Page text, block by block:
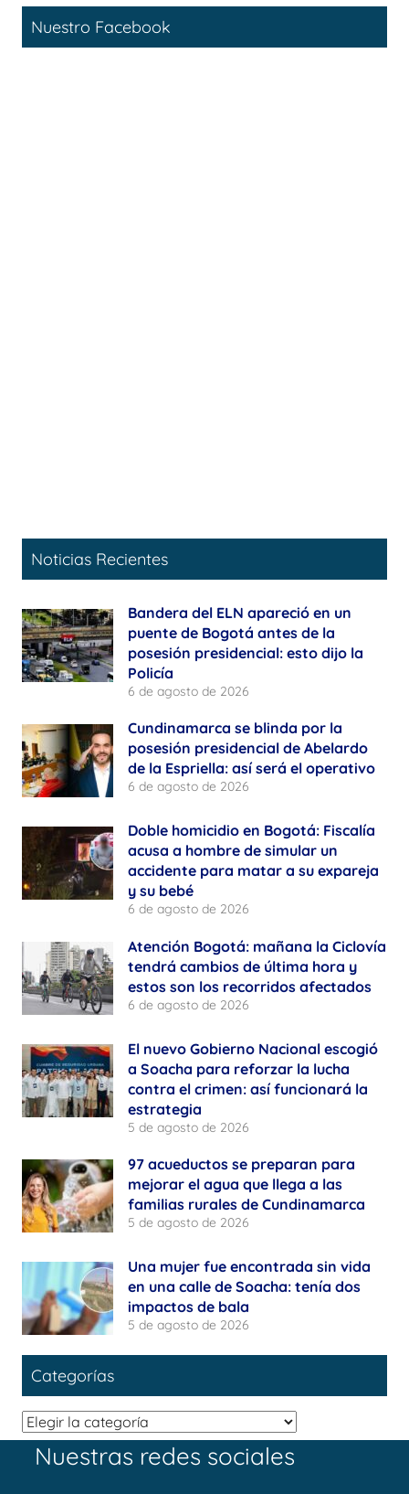
Nuestro Facebook
Noticias Recientes
Bandera del ELN apareció en un
puente de Bogotá antes de la
posesión presidencial: esto dijo la
Policía
6 de agosto de 2026
Cundinamarca se blinda por la
posesión presidencial de Abelardo
de la Espriella: así será el operativo
6 de agosto de 2026
Doble homicidio en Bogotá: Fiscalía
acusa a hombre de simular un
accidente para matar a su expareja
y su bebé
6 de agosto de 2026
Atención Bogotá: mañana la Ciclovía
tendrá cambios de última hora y
estos son los recorridos afectados
6 de agosto de 2026
El nuevo Gobierno Nacional escogió
a Soacha para reforzar la lucha
contra el crimen: así funcionará la
estrategia
5 de agosto de 2026
97 acueductos se preparan para
mejorar el agua que llega a las
familias rurales de Cundinamarca
5 de agosto de 2026
Una mujer fue encontrada sin vida
en una calle de Soacha: tenía dos
impactos de bala
5 de agosto de 2026
Categorías
Categorías
Nuestras redes sociales